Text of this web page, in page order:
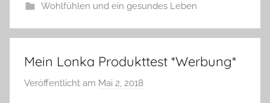
Wohlfühlen und ein gesundes Leben
Mein Lonka Produkttest *Werbung*
Veröffentlicht am Mai 2, 2018